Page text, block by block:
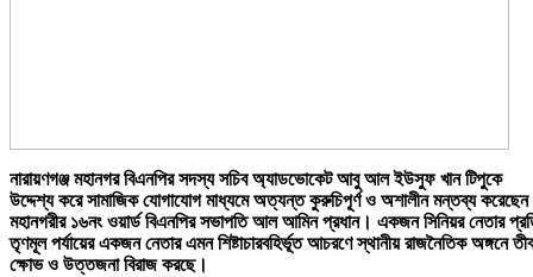
নারায়ণগঞ্জ মহানগর বিএনপির সদস্য সচিব অ্যাডভোকেট আবু আল ইউসুফ খান টিপুকে
উদ্দেশ্য করে সামাজিক যোগাযোগ মাধ্যমে অত্যন্ত কুরুচিপূর্ণ ও অশালীন মন্তব্য করেছেন
মহানগরীর ১৬নং ওয়ার্ড বিএনপির সভাপতি আল আমিন প্রধান। একজন সিনিয়র নেতার
তৃণমূল পর্যায়ের একজন নেতার এমন শিষ্টাচারবহির্ভূত আচরণে স্থানীয় রাজনৈতিক অঙ্গনে
ক্ষোভ ও উত্তজনা বিরাজ করছে।